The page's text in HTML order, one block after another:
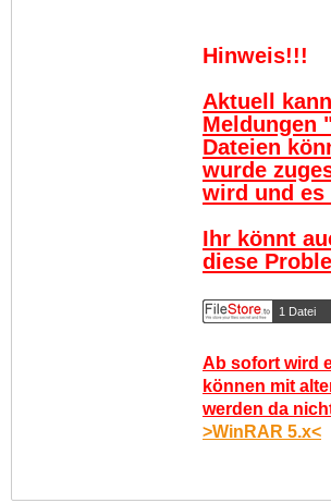
Hinweis!!!
Aktuell
Meldungen
Dateien
wurde
wird und es
Ihr könnt
diese
1 Datei
Ab sofort wird
können mit
werden da
>WinRAR 5.x<